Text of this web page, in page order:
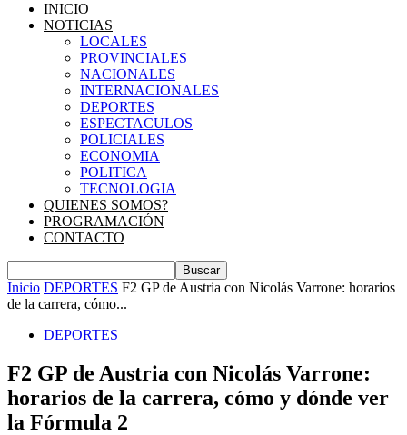
INICIO
NOTICIAS
LOCALES
PROVINCIALES
NACIONALES
INTERNACIONALES
DEPORTES
ESPECTACULOS
POLICIALES
ECONOMIA
POLITICA
TECNOLOGIA
QUIENES SOMOS?
PROGRAMACIÓN
CONTACTO
Inicio DEPORTES F2 GP de Austria con Nicolás Varrone: horarios
de la carrera, cómo...
DEPORTES
F2 GP de Austria con Nicolás Varrone:
horarios de la carrera, cómo y dónde ver
la Fórmula 2